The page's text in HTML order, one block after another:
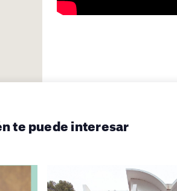
te puede interesar